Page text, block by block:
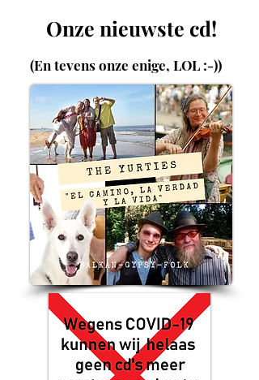
Onze nieuwste cd!
(En tevens onze enige, LOL :-))